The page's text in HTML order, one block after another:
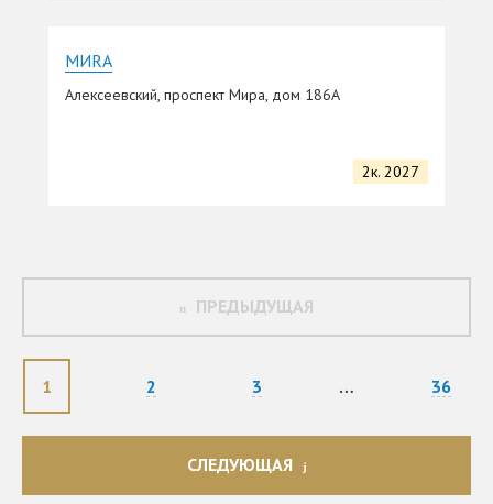
MИRA
Алексеевский, проспект Мира, дом 186А
2к. 2027
ПРЕДЫДУЩАЯ
1 2 3 … 36
СЛЕДУЮЩАЯ